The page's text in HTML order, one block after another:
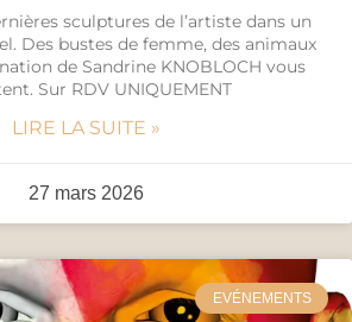
sculptures de l’artiste dans un
Des bustes de femme, des animaux
de Sandrine KNOBLOCH vous
Sur RDV UNIQUEMENT
LIRE LA SUITE »
27 mars 2026
EVÉNEMENTS